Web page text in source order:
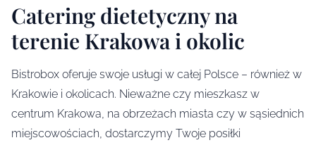
Catering dietetyczny na
terenie Krakowa i okolic
Bistrobox oferuje swoje usługi w całej Polsce – również w
Krakowie i okolicach. Nieważne czy mieszkasz w
centrum Krakowa, na obrzeżach miasta czy w sąsiednich
miejscowościach, dostarczymy Twoje posiłki